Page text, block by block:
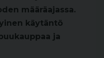
määräajassa.
käytäntö
ja